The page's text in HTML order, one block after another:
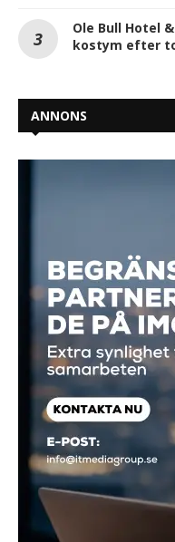
Ole Bull Hotel
kostym efter
ANNONS